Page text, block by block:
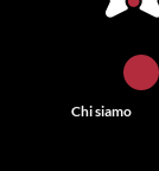
Chi siamo